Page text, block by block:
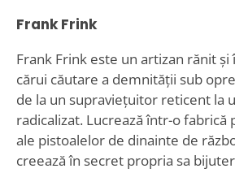
Frank Frink
Frank Frink este un artizan rănit și
cărui căutare a demnității sub
de la un supraviețuitor reticent la
radicalizat. Lucrează într-o fabrică
ale pistoalelor de dinainte de
creează în secret propria sa